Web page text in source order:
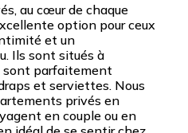
au cœur de chaque
option pour ceux
et un
Ils sont situés à
sont parfaitement
et serviettes. Nous
privés en
en couple ou en